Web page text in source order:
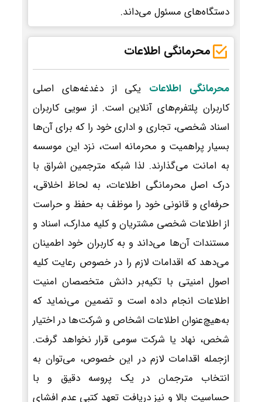
دستگاه‌های مسئول می‌داند.
محرمانگی اطلاعات
محرمانگی اطلاعات یکی از دغدغه‌های اصلی
کاربران پلتفرم‌های آنلاین است. از سویی کاربران
اسناد شخصی، تجاری و اداری خود را که برای آن‌ها
بسیار پراهمیت و محرمانه است، نزد این موسسه
به امانت می‌گذارند. لذا شبکه مترجمین اشراق با
درک اصل محرمانگی اطلاعات، به لحاظ اخلاقی،
حرفه‌ای و قانونی خود را موظف به حفظ و حراست
از اطلاعات شخصی مشتریان و کلیه مدارک، اسناد و
مستندات آن‌ها می‌داند و به کاربران خود اطمینان
می‌دهد که اقدامات لازم را در خصوص رعایت کلیه
اصول امنیتی با تکیه‌بر دانش متخصصان امنیت
اطلاعات انجام داده است و تضمین می‌نماید که
به‌هیچ‌عنوان اطلاعات اشخاص و شرکت‌ها در اختیار
شخص، نهاد یا شرکت سومی قرار نخواهد گرفت.
ازجمله اقدامات لازم در این خصوص، می‌توان به
انتخاب مترجمان در یک پروسه دقیق و با
حساسیت بالا و نیز دریافت تعهد کتبی عدم افشای